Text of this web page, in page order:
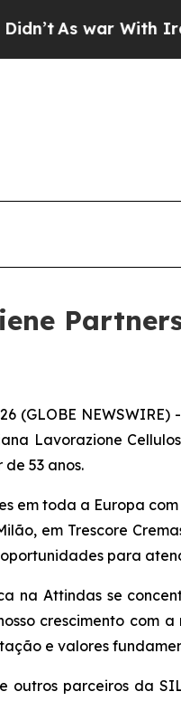
As war With Iran
(GLOBE
Lavorazione
53 anos.
em toda a Europa
em Trescore
para
na Attindas se
crescimento com
e valores
outros parceiros da